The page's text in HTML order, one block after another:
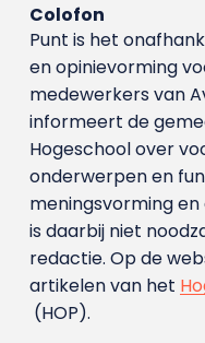
Colofon
Punt is het
en opinievorming
medewerkers van
informeert de
Hogeschool over
onderwerpen en
meningsvorming
is daarbij niet
redactie. Op de
artikelen van het
(HOP).